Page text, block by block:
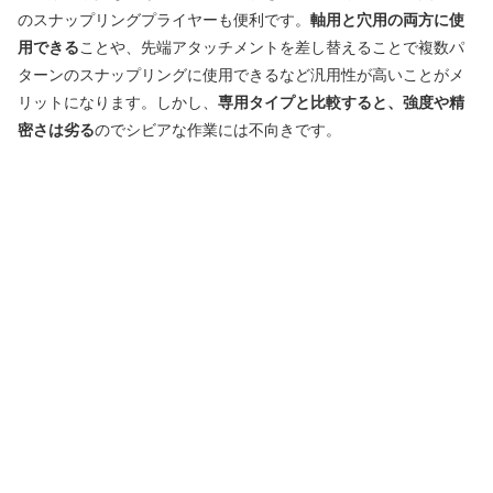
のスナップリングプライヤーも便利です。 軸用と穴用の両方に使
用できる ことや、先端アタッチメントを差し替えることで複数パ
ターンのスナップリングに使用できるなど汎用性が高いことがメ
リットになります。しかし、 専用タイプと比較すると、強度や精
密さは劣るのでシビアな作業には不向きです。